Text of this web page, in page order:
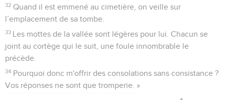
32 Quand il est emmené au cimetière, on veille sur
l’emplacement de sa tombe.
33 Les mottes de la vallée sont légères pour lui. Chacun se
joint au cortège qui le suit, une foule innombrable le
précède.
34 Pourquoi donc m'offrir des consolations sans consistance ?
Vos réponses ne sont que tromperie. »